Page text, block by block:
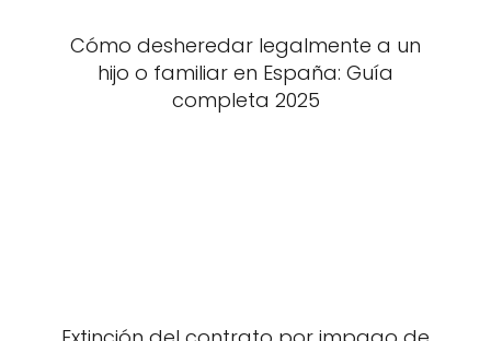
Cómo desheredar legalmente a un
hijo o familiar en España: Guía
completa 2025